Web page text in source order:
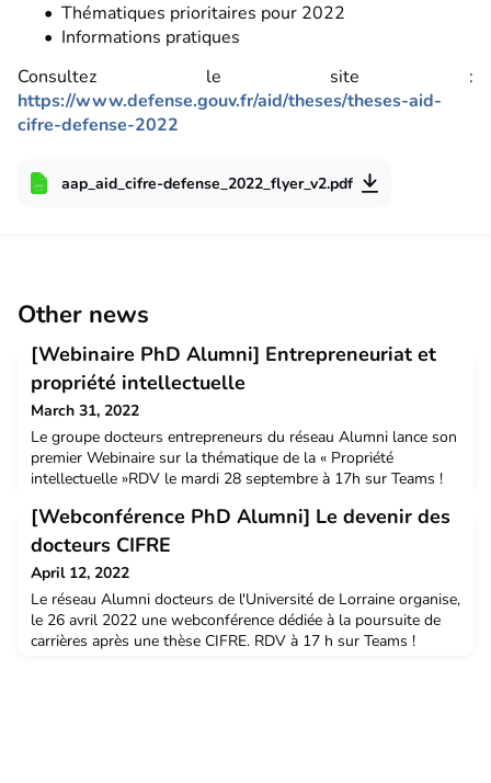
Thématiques prioritaires pour 2022
Informations pratiques
Consultez le site :
https://www.defense.gouv.fr/aid/theses/theses-aid-
cifre-defense-2022
aap_aid_cifre-defense_2022_flyer_v2.pdf
Other news
[Webinaire PhD Alumni] Entrepreneuriat et
propriété intellectuelle
March 31, 2022
Le groupe docteurs entrepreneurs du réseau Alumni lance son
premier Webinaire sur la thématique de la « Propriété
intellectuelle »RDV le mardi 28 septembre à 17h sur Teams !
[Webconférence PhD Alumni] Le devenir des
docteurs CIFRE
April 12, 2022
Le réseau Alumni docteurs de l'Université de Lorraine organise,
le 26 avril 2022 une webconférence dédiée à la poursuite de
carrières après une thèse CIFRE. RDV à 17 h sur Teams !